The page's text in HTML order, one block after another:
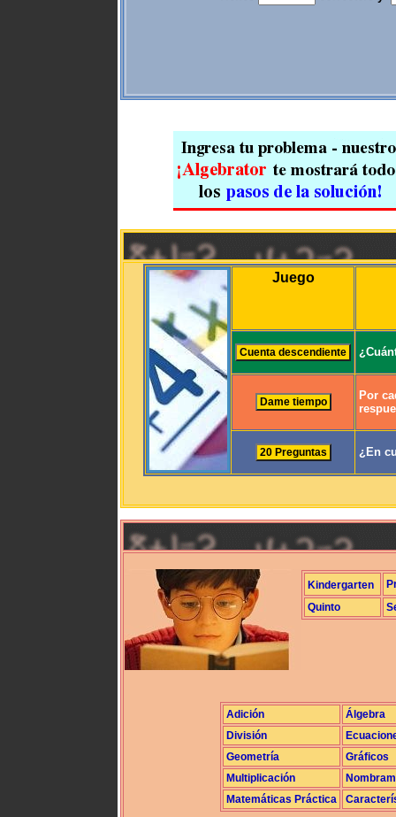
Juego
Por
¿En
Kindergarten
Quinto
Adición
Álgebra
División
Geometría
Gráficos
Multiplicación
Matemáticas Práctica